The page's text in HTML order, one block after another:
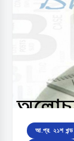
আ.প্র. ২১শ খন্ড